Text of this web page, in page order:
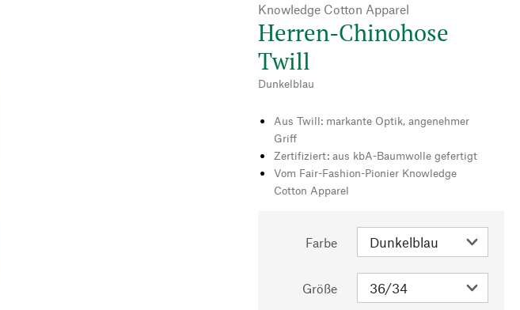
Knowledge Cotton Apparel
Herren-Chinohose
Twill
Dunkelblau
Aus Twill: markante Optik, angenehmer
Griff
Zertifiziert: aus kbA-Baumwolle gefertigt
Vom Fair-Fashion-Pionier Knowledge
Cotton Apparel
Farbe
Größe